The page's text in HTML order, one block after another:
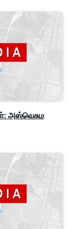
அஸ்வெசும